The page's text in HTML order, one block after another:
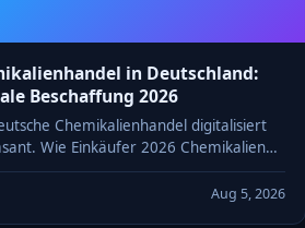
in Deutschland:
Beschaffung 2026
Chemikalienhandel digitalisiert
Wie Einkäufer 2026 Chemikalien
finden, Angebote vergleichen und
Aug 5, 2026